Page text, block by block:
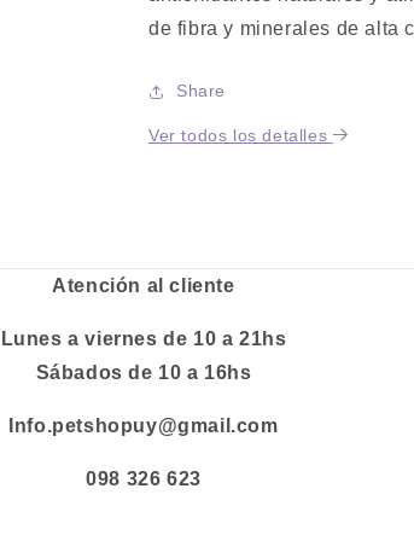
de fibra y minerales de alta
Share
Ver todos los detalles
Atención al cliente
Lunes a viernes de 10 a 21hs
Sábados de 10 a 16hs
Info.petshopuy@gmail.com
098 326 623